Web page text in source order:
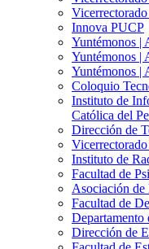
Innova PUCP
Yuntémonos |
Yuntémonos |
Yuntémonos |
Coloquio
Instituto de
Católica del
Dirección de
Instituto de
Facultad de
Asociación de
Facultad de
Departamento
Dirección de